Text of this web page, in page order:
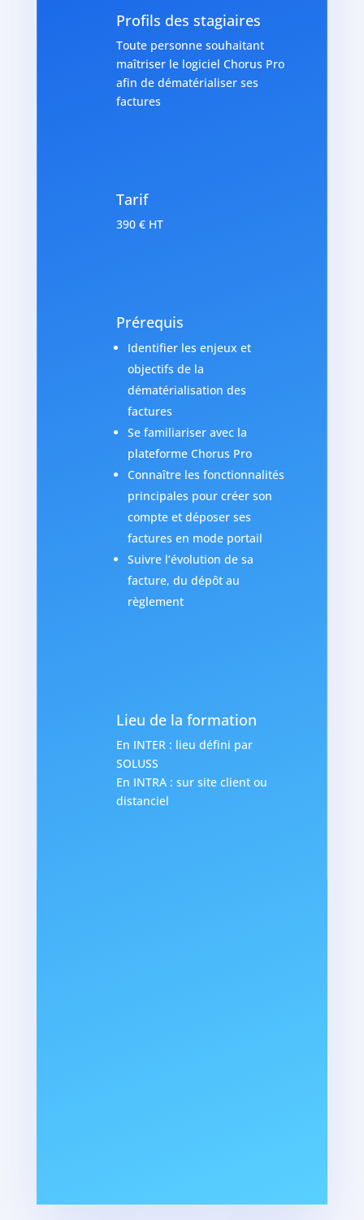
Profils des stagiaires
Toute personne souhaitant
maîtriser le logiciel Chorus Pro
afin de dématérialiser ses
factures
Tarif
390 € HT
Prérequis
Identifier les enjeux et
objectifs de la
dématérialisation des
factures
Se familiariser avec la
plateforme Chorus Pro
Connaître les fonctionnalités
principales pour créer son
compte et déposer ses
factures en mode portail
Suivre l’évolution de sa
facture, du dépôt au
règlement
Lieu de la formation
En INTER : lieu défini par
SOLUSS
En INTRA : sur site client ou
distanciel